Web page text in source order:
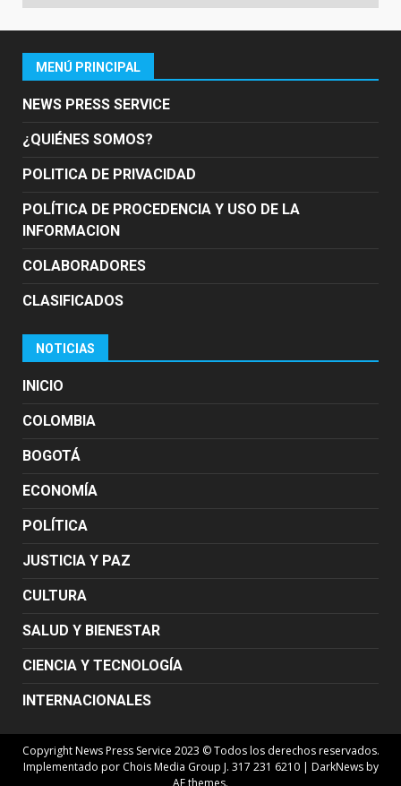
MENÚ PRINCIPAL
NEWS PRESS SERVICE
¿QUIÉNES SOMOS?
POLITICA DE PRIVACIDAD
POLÍTICA DE PROCEDENCIA Y USO DE LA
INFORMACION
COLABORADORES
CLASIFICADOS
NOTICIAS
INICIO
COLOMBIA
BOGOTÁ
ECONOMÍA
POLÍTICA
JUSTICIA Y PAZ
CULTURA
SALUD Y BIENESTAR
CIENCIA Y TECNOLOGÍA
INTERNACIONALES
Copyright News Press Service 2023 © Todos los derechos reservados.
Implementado por Chois Media Group J. 317 231 6210 | DarkNewsby